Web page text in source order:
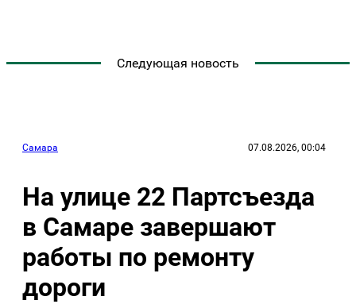
Следующая новость
Самара 07.08.2026, 00:04
На улице 22 Партсъезда
в Самаре завершают
работы по ремонту
дороги